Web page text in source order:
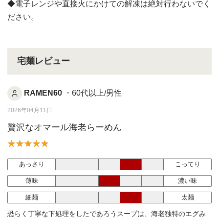
◆電子レンジや直接火にかけての解凍は絶対行わないでく
ださい。
宅麺レビュー
RAMEN60 ・60代以上/男性
2026年04月11日
贅沢なオマール海老らーめん
あっさり こってり
薄味 濃い味
細麺 太麺
恐らく丁寧な下処理をしたであろうスープは、海老独特のエグみ